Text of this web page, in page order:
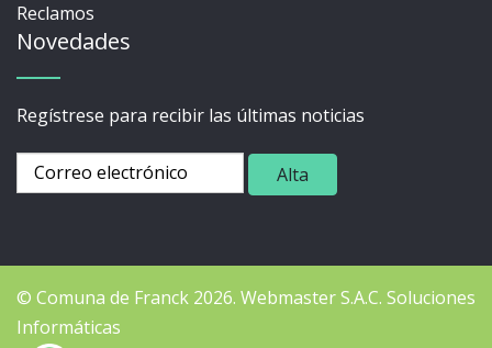
Reclamos
Novedades
Regístrese para recibir las últimas noticias
© Comuna de Franck 2026. WebmasterS.A.C. Soluciones
Informáticas